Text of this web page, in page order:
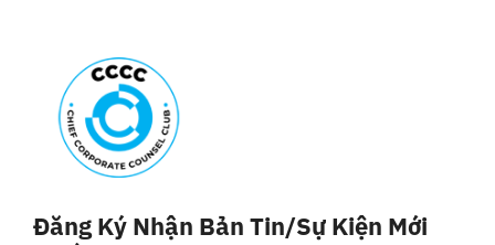
Đăng Ký Nhận Bản Tin/sự Kiện Mới